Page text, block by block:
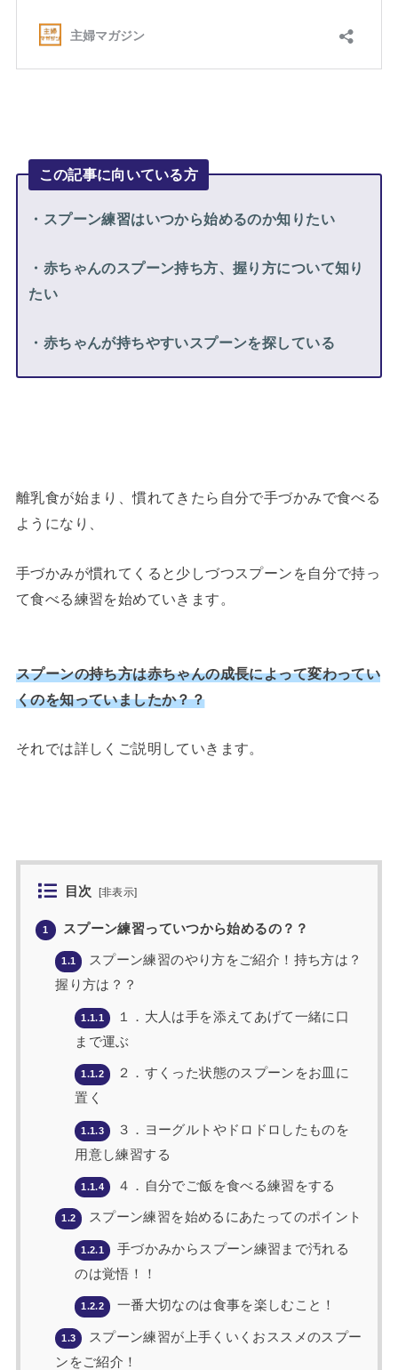
この記事に向いている方
・スプーン練習はいつから始めるのか知りたい
・赤ちゃんのスプーン持ち方、握り方について知り
たい
・赤ちゃんが持ちやすいスプーンを探している
離乳食が始まり、慣れてきたら自分で手づかみで食べる
ようになり、
手づかみが慣れてくると少しづつスプーンを自分で持っ
て食べる練習を始めていきます。
スプーンの持ち方は赤ちゃんの成長によって変わってい
くのを知っていましたか？？
それでは詳しくご説明していきます。
目次 [非表示]
1 スプーン練習っていつから始めるの？？
1.1
スプーン練習のやり方をご紹介！持ち方は？
握り方は？？
1.1.1
１．大人は手を添えてあげて一緒に口
まで運ぶ
1.1.2
２．すくった状態のスプーンをお皿に
置く
1.1.3
３．ヨーグルトやドロドロしたものを
用意し練習する
1.1.4 ４．自分でご飯を食べる練習をする
1.2 スプーン練習を始めるにあたってのポイント
1.2.1
手づかみからスプーン練習まで汚れる
のは覚悟！！
1.2.2 一番大切なのは食事を楽しむこと！
1.3
スプーン練習が上手くいくおススメのスプー
ンをご紹介！